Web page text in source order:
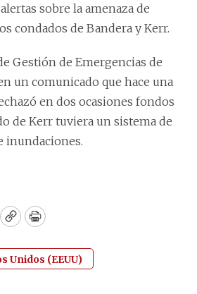
sobre la amenaza de
condados de Bandera y Kerr.
Gestión de Emergencias de
un comunicado que hace una
en dos ocasiones fondos
de Kerr tuviera un sistema de
inundaciones.
CopyPrint
Unidos (EEUU)